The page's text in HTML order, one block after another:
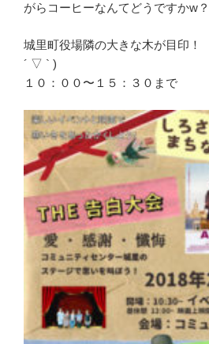
がらコーヒーなんてどうですかw
城里町役場隣の大きな木が目印
´ ▽ ` )
１０：００〜１５：３０まで